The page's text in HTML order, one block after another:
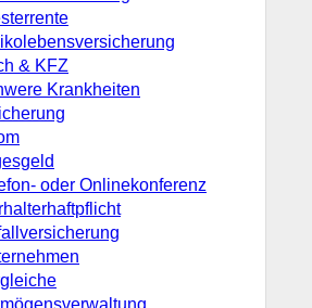
& KFZ
Krankheiten
oder Onlinekonferenz